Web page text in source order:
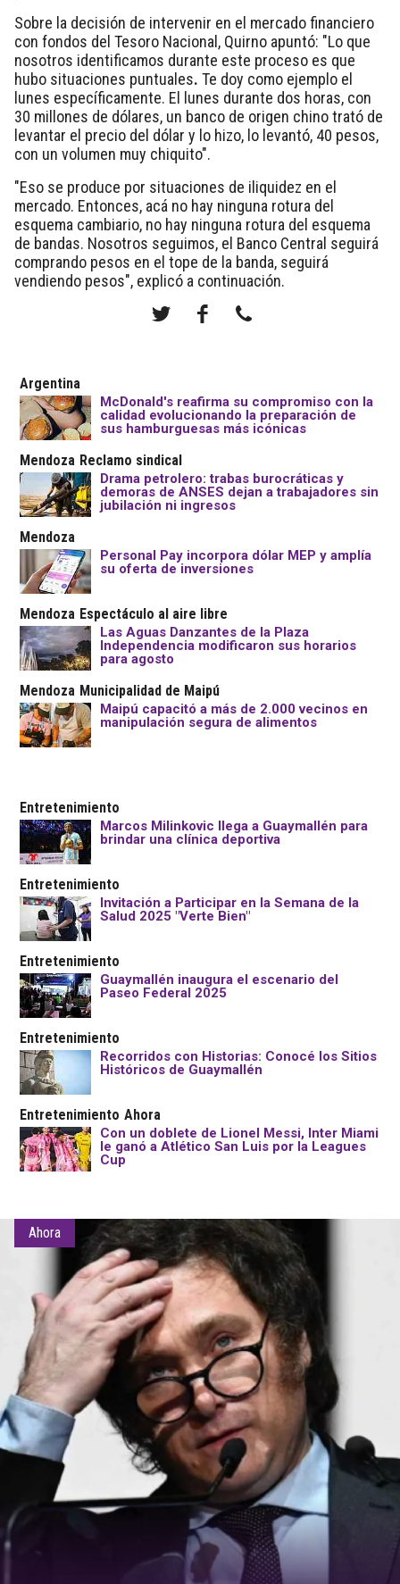
Sobre la decisión de intervenir en el mercado financiero
con fondos del Tesoro Nacional, Quirno apuntó: "Lo que
nosotros identificamos durante este proceso es que
hubo situaciones puntuales. Te doy como ejemplo el
lunes específicamente. El lunes durante dos horas, con
30 millones de dólares, un banco de origen chino trató de
levantar el precio del dólar y lo hizo, lo levantó, 40 pesos,
con un volumen muy chiquito".
"Eso se produce por situaciones de iliquidez en el
mercado. Entonces, acá no hay ninguna rotura del
esquema cambiario, no hay ninguna rotura del esquema
de bandas. Nosotros seguimos, el Banco Central seguirá
comprando pesos en el tope de la banda, seguirá
vendiendo pesos", explicó a continuación.
Argentina
McDonald's reafirma su compromiso con la
calidad evolucionando la preparación de
sus hamburguesas más icónicas
Mendoza Reclamo sindical
Drama petrolero: trabas burocráticas y
demoras de ANSES dejan a trabajadores sin
jubilación ni ingresos
Mendoza
Personal Pay incorpora dólar MEP y amplía
su oferta de inversiones
Mendoza Espectáculo al aire libre
Las Aguas Danzantes de la Plaza
Independencia modificaron sus horarios
para agosto
Mendoza Municipalidad de Maipú
Maipú capacitó a más de 2.000 vecinos en
manipulación segura de alimentos
Entretenimiento
Marcos Milinkovic llega a Guaymallén para
brindar una clínica deportiva
Entretenimiento
Invitación a Participar en la Semana de la
Salud 2025 "Verte Bien"
Entretenimiento
Guaymallén inaugura el escenario del
Paseo Federal 2025
Entretenimiento
Recorridos con Historias: Conocé los Sitios
Históricos de Guaymallén
Entretenimiento Ahora
Con un doblete de Lionel Messi, Inter Miami
le ganó a Atlético San Luis por la Leagues
Cup
Ahora